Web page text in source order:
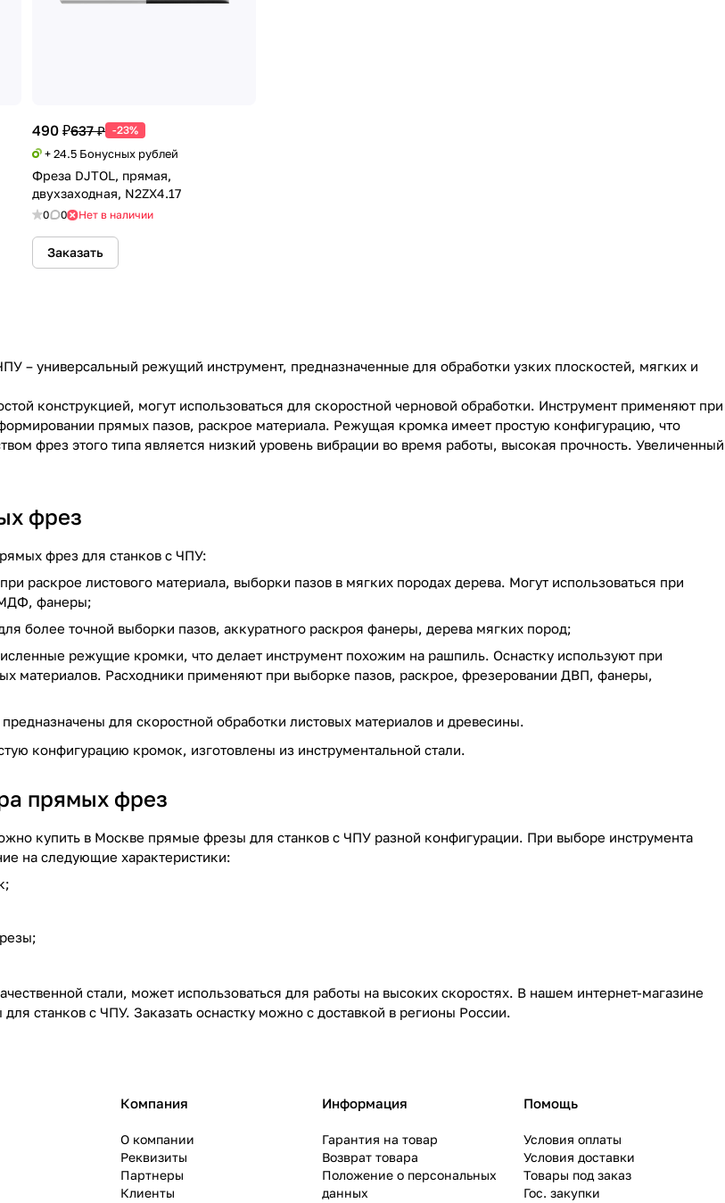
490 ₽637 ₽ -23%
+ 24.5 Бонусных рублей
Фреза DJTOL, прямая,
двухзаходная, N2ZX4.17
0 0 Нет в наличии
Заказать
– универсальный режущий инструмент, предназначенные для обработки узких плоскостей, мягких и
конструкцией, могут использоваться для скоростной черновой обработки. Инструмент применяют при
прямых пазов, раскрое материала. Режущая кромка имеет простую конфигурацию, что
фрез этого типа является низкий уровень вибрации во время работы, высокая прочность. Увеличенный
фрез
фрез для станков с ЧПУ:
раскрое листового материала, выборки пазов в мягких породах дерева. Могут использоваться при
МДФ, фанеры;
более точной выборки пазов, аккуратного раскроя фанеры, дерева мягких пород;
режущие кромки, что делает инструмент похожим на рашпиль. Оснастку используют при
материалов. Расходники применяют при выборке пазов, раскрое, фрезеровании ДВП, фанеры,
для скоростной обработки листовых материалов и древесины.
конфигурацию кромок, изготовлены из инструментальной стали.
прямых фрез
купить в Москве прямые фрезы для станков с ЧПУ разной конфигурации. При выборе инструмента
на следующие характеристики:
стали, может использоваться для работы на высоких скоростях. В нашем интернет-магазине
станков с ЧПУ. Заказать оснастку можно с доставкой в регионы России.
Компания
О компании
Реквизиты
Партнеры
Клиенты
Информация
Гарантия на товар
Возврат товара
Положение о персональных
данных
Помощь
Условия оплаты
Условия доставки
Товары под заказ
Гос. закупки